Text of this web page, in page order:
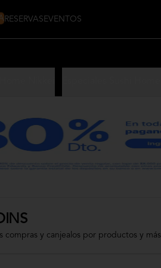
RESERVAS EVENTOS
compras y canjealos por productos y más